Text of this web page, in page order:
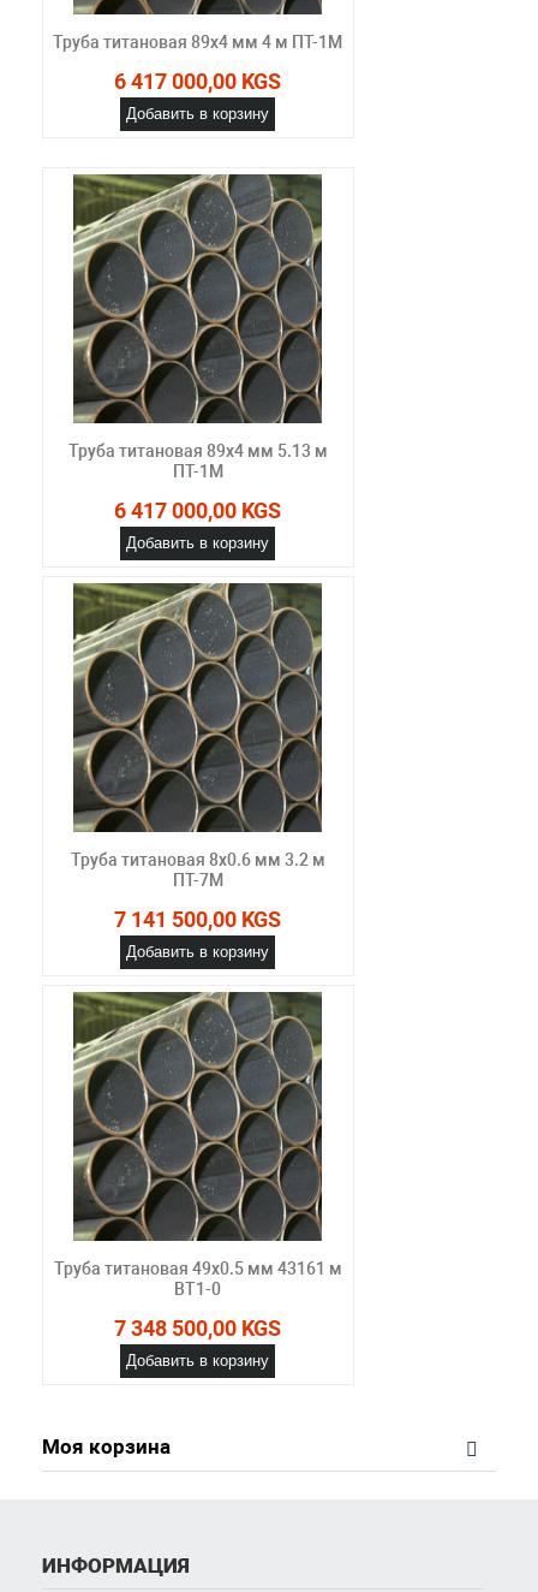
Труба титановая 89х4 мм 4 м ПТ-1М
6 417 000,00 KGS
Добавить в корзину
Труба титановая 89х4 мм 5.13 м
ПТ-1М
6 417 000,00 KGS
Добавить в корзину
Труба титановая 8х0.6 мм 3.2 м
ПТ-7М
7 141 500,00 KGS
Добавить в корзину
Труба титановая 49х0.5 мм 43161 м
ВТ1-0
7 348 500,00 KGS
Добавить в корзину
Моя корзина
ИНФОРМАЦИЯ